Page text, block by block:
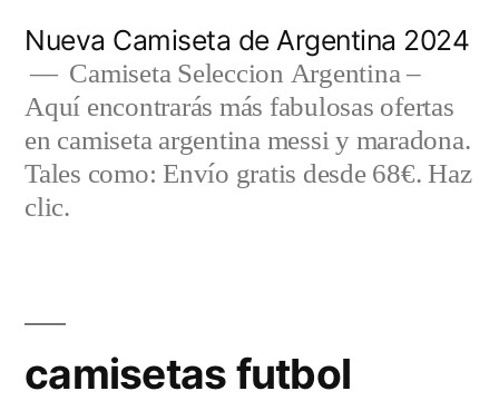
contenido
Nueva Camiseta de Argentina 2024
Camiseta Seleccion Argentina –
Aquí encontrarás más fabulosas ofertas
en camiseta argentina messi y maradona.
Tales como: Envío gratis desde 68€. Haz
clic.
camisetas futbol